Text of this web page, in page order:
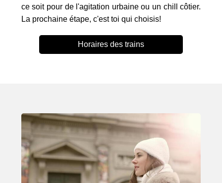
ce soit pour de l'agitation urbaine ou un chill côtier.
La prochaine étape, c'est toi qui choisis!
Horaires des trains